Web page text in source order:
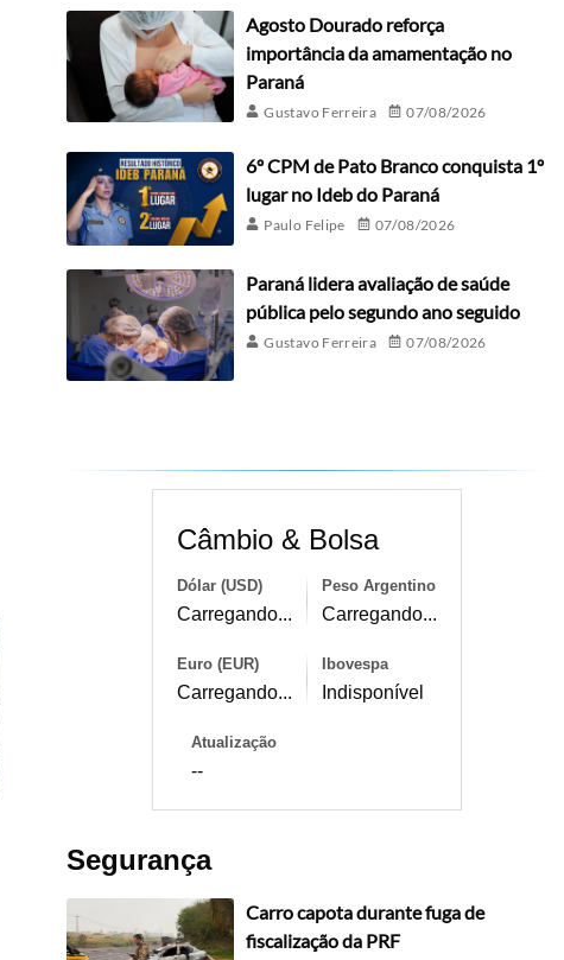
Agosto Dourado reforça
importância da amamentação no
Paraná
Gustavo Ferreira 07/08/2026
6º CPM de Pato Branco conquista 1º
lugar no Ideb do Paraná
Paulo Felipe 07/08/2026
Paraná lidera avaliação de saúde
pública pelo segundo ano seguido
Gustavo Ferreira 07/08/2026
Câmbio & Bolsa
Dólar (USD)
Carregando...
Peso Argentino
Carregando...
Euro (EUR)
Carregando...
Ibovespa
Indisponível
Atualização
--
Segurança
Carro capota durante fuga de
fiscalização da PRF